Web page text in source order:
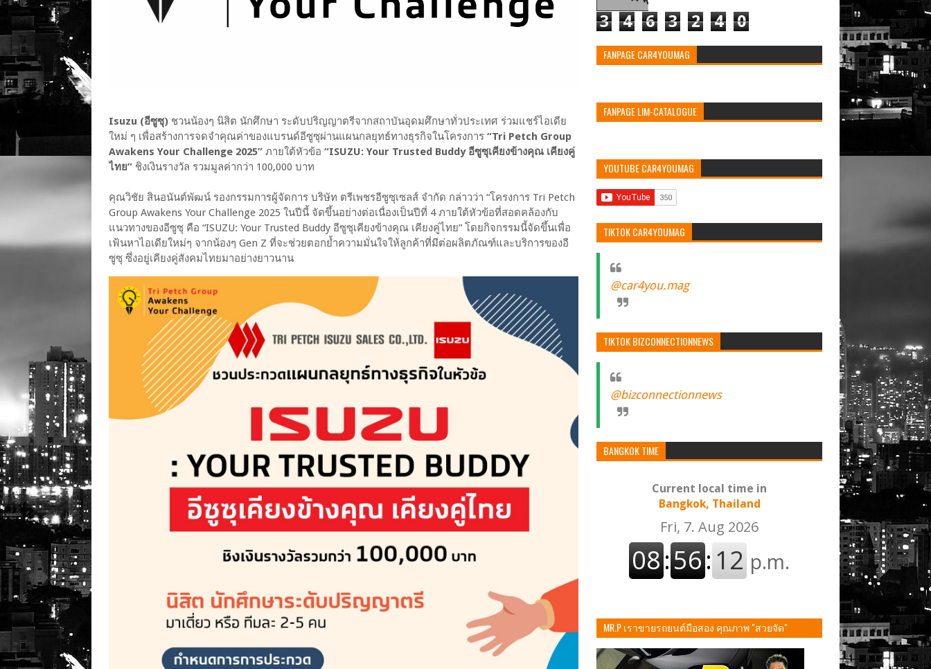
Isuzu (อีซูซุ) ชวนน้องๆ นิสิต นักศึกษา ระดับปริญญาตรีจากสถาบันอุดมศึกษาทั่วประเทศ ร่วมแชร์ไอเดีย
ใหม่ ๆ เพื่อสร้างการจดจำคุณค่าของแบรนด์อีซูซุผ่านแผนกลยุทธ์ทางธุรกิจในโครงการ “Tri Petch Group
Awakens Your Challenge 2025” ภายใต้หัวข้อ “ISUZU: Your Trusted Buddy อีซูซุเคียงข้างคุณ เคียงคู่
ไทย” ชิงเงินรางวัล รวมมูลค่ากว่า 100,000 บาท
คุณวิชัย สินอนันต์พัฒน์ รองกรรมการผู้จัดการ บริษัท ตรีเพชรอีซูซุเซลส์ จำกัด กล่าวว่า “โครงการ Tri Petch
Group Awakens Your Challenge 2025 ในปีนี้ จัดขึ้นอย่างต่อเนื่องเป็นปีที่ 4 ภายใต้หัวข้อที่สอดคล้องกับ
แนวทางของอีซูซุ คือ “ISUZU: Your Trusted Buddy อีซูซุเคียงข้างคุณ เคียงคู่ไทย” โดยกิจกรรมนี้จัดขึ้นเพื่อ
เฟ้นหาไอเดียใหม่ๆ จากน้องๆ Gen Z ที่จะช่วยตอกย้ำความมั่นใจให้ลูกค้าที่มีต่อผลิตภัณฑ์และบริการของอี
ซูซุ ซึ่งอยู่เคียงคู่สังคมไทยมาอย่างยาวนาน
3 4 6 3 2 4 0
FANPAGE CAR4YOUMAG
FANPAGE LIM-CATALOGUE
YOUTUBE CAR4YOUMAG
TIKTOK CAR4YOUMAG
@car4you.mag
TIKTOK BIZCONNECTIONNEWS
@bizconnectionnews
BANGKOK TIME
Current local time in
Bangkok, Thailand
MR.P เราขายรถยนต์มือสอง คุณภาพ "สวยจัด"